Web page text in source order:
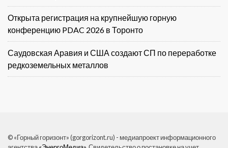
Открыта регистрация на крупнейшую горную
конференцию PDAC 2026 в Торонто
Саудовская Аравия и США создают СП по переработке
редкоземельных металлов
© «Горный горизонт» (gorgorizont.ru) - медиапроект информационного